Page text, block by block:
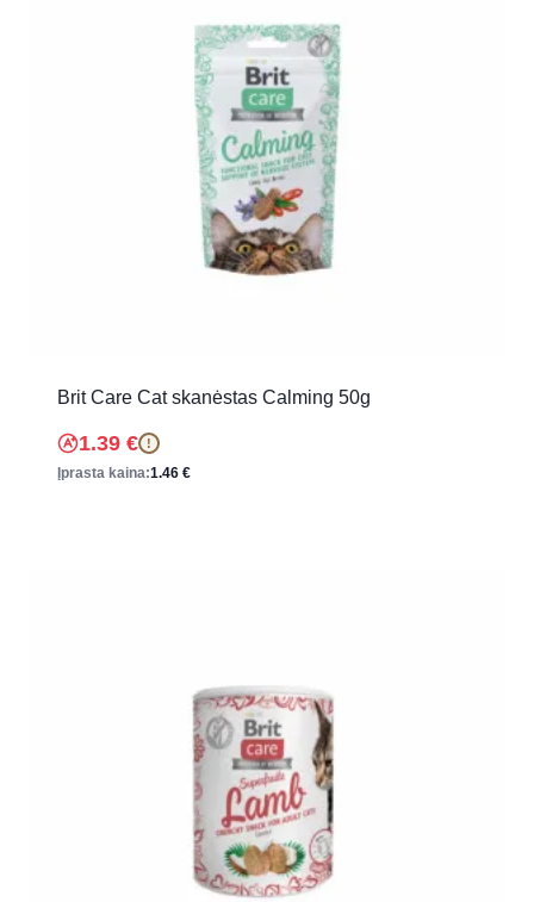
Brit Care Cat skanėstas Calming 50g
1.39 € !
Įprasta kaina:1.46 €